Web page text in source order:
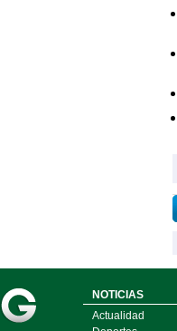
NOTICIAS
Actualidad